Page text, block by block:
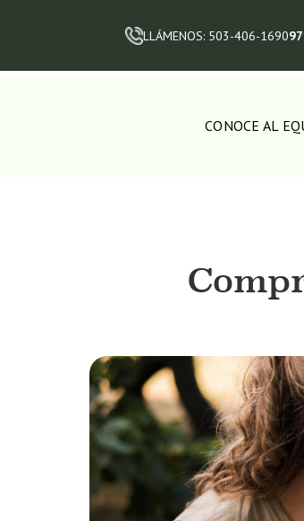
LLÁMENOS: 503-406-1690
CONOCE AL